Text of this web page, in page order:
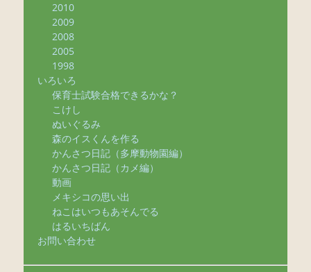
2010
2009
2008
2005
1998
いろいろ
保育士試験合格できるかな？
こけし
ぬいぐるみ
森のイスくんを作る
かんさつ日記（多摩動物園編）
かんさつ日記（カメ編）
動画
メキシコの思い出
ねこはいつもあそんでる
はるいちばん
お問い合わせ